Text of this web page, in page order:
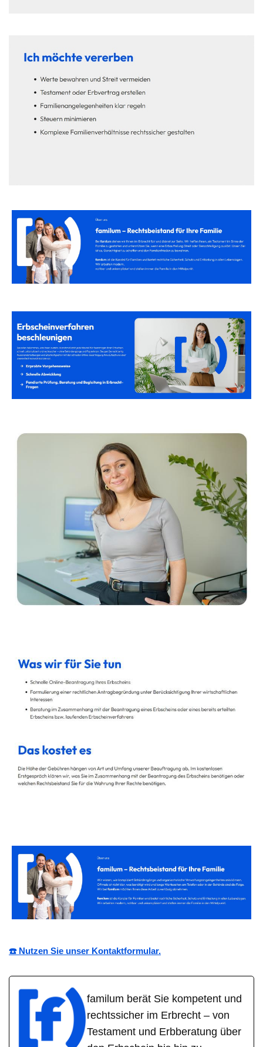
☎️ Nutzen Sie unser Kontaktformular.
familum berät Sie kompetent und
rechtssicher im Erbrecht – von
Testament und Erbberatung über